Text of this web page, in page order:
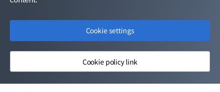
Cookie settings
Cookie policy link